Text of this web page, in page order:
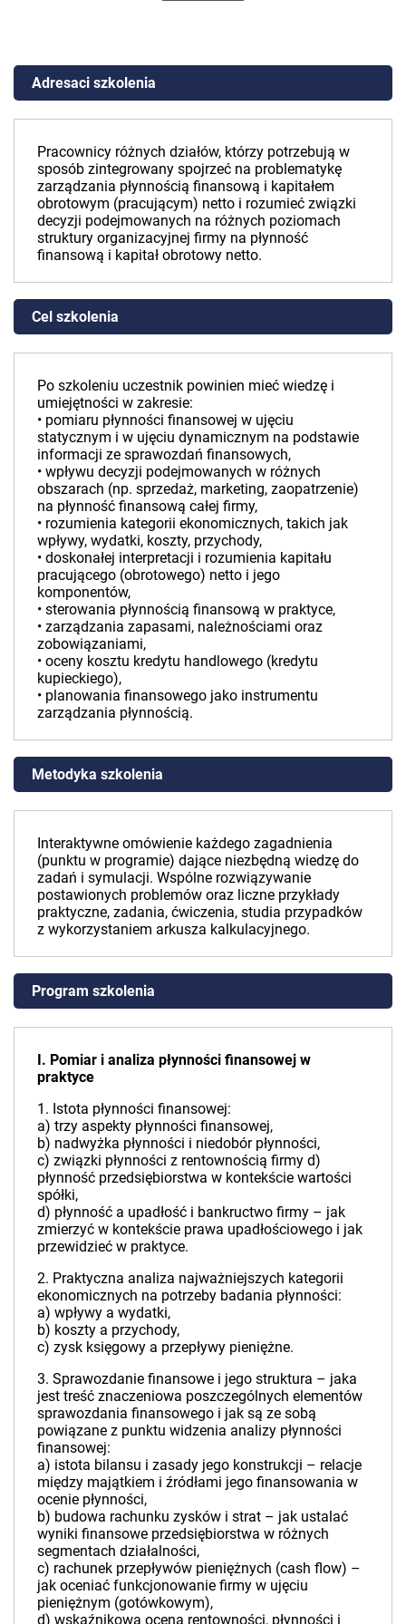
Adresaci szkolenia
Pracownicy różnych działów, którzy potrzebują w
sposób zintegrowany spojrzeć na problematykę
zarządzania płynnością finansową i kapitałem
obrotowym (pracującym) netto i rozumieć związki
decyzji podejmowanych na różnych poziomach
struktury organizacyjnej firmy na płynność
finansową i kapitał obrotowy netto.
Cel szkolenia
Po szkoleniu uczestnik powinien mieć wiedzę i
umiejętności w zakresie:
• pomiaru płynności finansowej w ujęciu
statycznym i w ujęciu dynamicznym na podstawie
informacji ze sprawozdań finansowych,
• wpływu decyzji podejmowanych w różnych
obszarach (np. sprzedaż, marketing, zaopatrzenie)
na płynność finansową całej firmy,
• rozumienia kategorii ekonomicznych, takich jak
wpływy, wydatki, koszty, przychody,
• doskonałej interpretacji i rozumienia kapitału
pracującego (obrotowego) netto i jego
komponentów,
• sterowania płynnością finansową w praktyce,
• zarządzania zapasami, należnościami oraz
zobowiązaniami,
• oceny kosztu kredytu handlowego (kredytu
kupieckiego),
• planowania finansowego jako instrumentu
zarządzania płynnością.
Metodyka szkolenia
Interaktywne omówienie każdego zagadnienia
(punktu w programie) dające niezbędną wiedzę do
zadań i symulacji. Wspólne rozwiązywanie
postawionych problemów oraz liczne przykłady
praktyczne, zadania, ćwiczenia, studia przypadków
z wykorzystaniem arkusza kalkulacyjnego.
Program szkolenia
I. Pomiar i analiza płynności finansowej w
praktyce
1. Istota płynności finansowej:
a) trzy aspekty płynności finansowej,
b) nadwyżka płynności i niedobór płynności,
c) związki płynności z rentownością firmy d)
płynność przedsiębiorstwa w kontekście wartości
spółki,
d) płynność a upadłość i bankructwo firmy – jak
zmierzyć w kontekście prawa upadłościowego i jak
przewidzieć w praktyce.
2. Praktyczna analiza najważniejszych kategorii
ekonomicznych na potrzeby badania płynności:
a) wpływy a wydatki,
b) koszty a przychody,
c) zysk księgowy a przepływy pieniężne.
3. Sprawozdanie finansowe i jego struktura – jaka
jest treść znaczeniowa poszczególnych elementów
sprawozdania finansowego i jak są ze sobą
powiązane z punktu widzenia analizy płynności
finansowej:
a) istota bilansu i zasady jego konstrukcji – relacje
między majątkiem i źródłami jego finansowania w
ocenie płynności,
b) budowa rachunku zysków i strat – jak ustalać
wyniki finansowe przedsiębiorstwa w różnych
segmentach działalności,
c) rachunek przepływów pieniężnych (cash flow) –
jak oceniać funkcjonowanie firmy w ujęciu
pieniężnym (gotówkowym),
d) wskaźnikowa ocena rentowności, płynności i